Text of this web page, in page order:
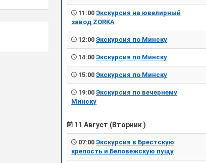
11:00Экскурсия на ювелирный
завод ZORKA
12:00Экскурсия по Минску
14:00Экскурсия по Минску
15:00Экскурсия по Минску
19:00Экскурсия по вечернему
Минску
11 Август (Вторник )
07:00Экскурсия в Брестскую
крепость и Беловежскую пущу